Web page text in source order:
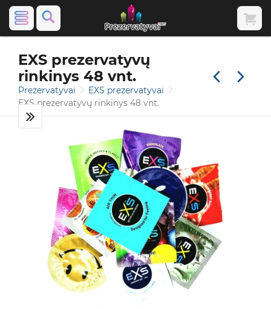
EXS prezervatyvų
rinkinys 48 vnt.
Prezervatyvai
EXS prezervatyvai
EXS prezervatyvų rinkinys 48 vnt.